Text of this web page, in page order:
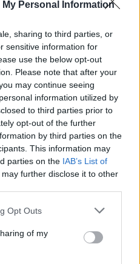
My Personal Information
sharing to third parties, or
sensitive information for
use the below opt-out
Please note that after your
may continue seeing
information utilized by
to third parties prior to
opt-out of the further
by third parties on the
This information may
parties on the IAB’s List of
may further disclose it to other
Opt Outs
of my
και στο Instagram